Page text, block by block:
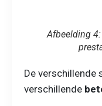
Afbeelding
De verschillende
verschillende